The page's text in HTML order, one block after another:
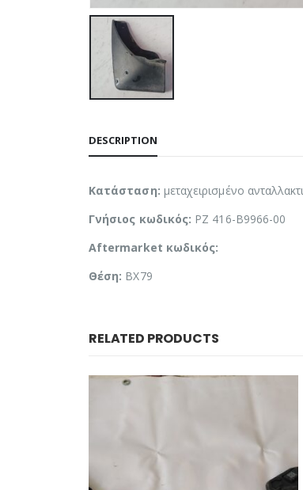
DESCRIPTION
Κατάσταση: μεταχειρισμένο
Γνήσιος κωδικός: PZ 416-B9966-00
Aftermarket κωδικός:
Θέση: BX79
RELATED PRODUCTS